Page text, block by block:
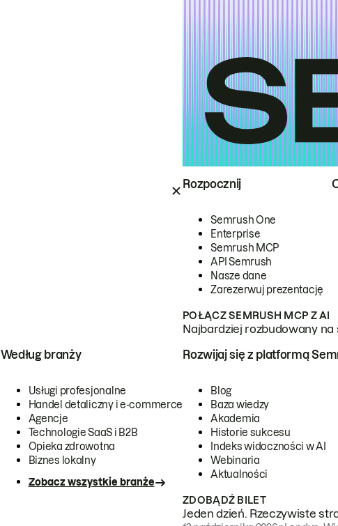
Rozpocznij
Semrush One
Enterprise
Semrush MCP
API Semrush
Nasze dane
Zarezerwuj prezentację
POŁĄCZ SEMRUSH MCP Z AI
Najbardziej rozbudowany
Według branży
Usługi profesjonalne
Handel detaliczny i e-commerce
Agencje
Technologie SaaS i B2B
Opieka zdrowotna
Biznes lokalny
Zobacz wszystkie branże
Rozwijaj się z platformą
Blog
Baza wiedzy
Akademia
Historie sukcesu
Indeks widoczności w AI
Webinaria
Aktualności
ZDOBĄDŹ BILET
Jeden dzień. Rzeczywiste